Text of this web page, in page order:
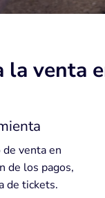
la venta
venta en
de los pagos,
de tickets.